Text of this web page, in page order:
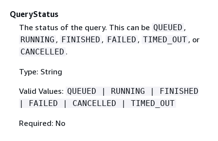
QueryStatus
The status of the query. This can be QUEUED ,
RUNNING , FINISHED , FAILED , TIMED_OUT , or
CANCELLED .
Type: String
Valid Values: QUEUED | RUNNING | FINISHED
| FAILED | CANCELLED | TIMED_OUT
Required: No